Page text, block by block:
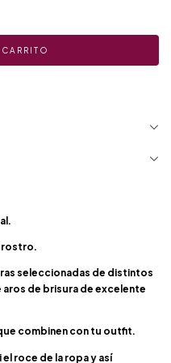
rostro.
seleccionadas de distintos
aros de brisura de excelente
combinen con tu outfit.
el roce de la ropa y así